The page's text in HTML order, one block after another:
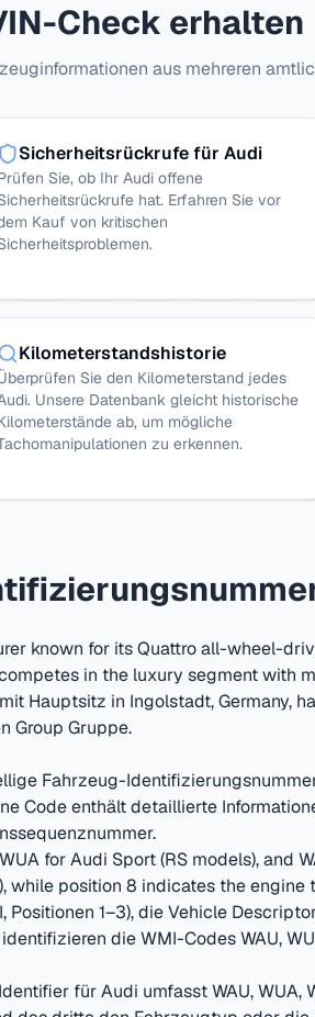
Check erhalten
aus mehreren
Sicherheitsrückrufe für Audi
Sie, ob Ihr Audi offene
hat. Erfahren Sie vor
Kauf von kritischen
Kilometerstandshistorie
Sie den Kilometerstand jedes
Unsere Datenbank gleicht historische
ab, um mögliche
zu erkennen.
known for its Quattro all-wheel-
in the luxury segment with
mit Hauptsitz in Ingolstadt, Germany,
Group Gruppe.
Fahrzeug-
Code enthält detaillierte
for Audi Sport (RS models), and
while position 8 indicates the engine
1–3), die Vehicle
identifizieren die WMI-CodesWAU,
fürAudi umfasstWAU, WUA,